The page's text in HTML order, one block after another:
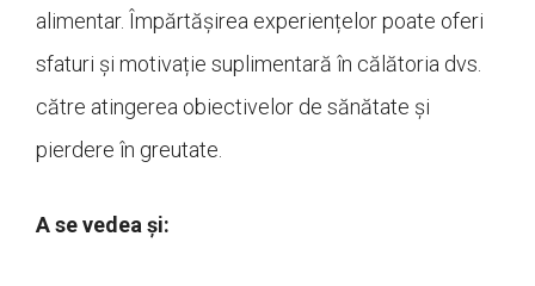
alimentar. Împărtășirea experiențelor poate oferi
sfaturi și motivație suplimentară în călătoria dvs.
către atingerea obiectivelor de sănătate și
pierdere în greutate.
A se vedea și: